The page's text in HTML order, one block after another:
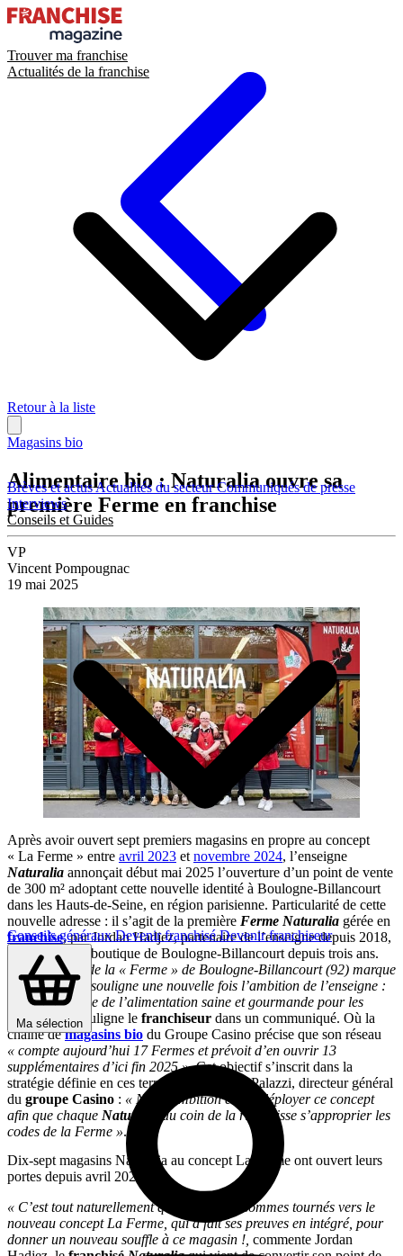
Trouver ma franchise
Actualités de la franchise
Brèves et actusActualités du secteurCommuniqués de presse
Interviews
Conseils et Guides
Conseils générauxDevenir franchiséDevenir franchiseur
Ma sélection
Retour à la liste
Magasins bio
Alimentaire bio : Naturalia ouvre sa
première Ferme en franchise
VP
Vincent Pompougnac
19 mai 2025
Après avoir ouvert sept premiers magasins en propre au concept
« La Ferme » entre avril 2023 etnovembre 2024, l’enseigne
Naturalia annonçait début mai 2025 l’ouverture d’un point de vente
de 300 m² adoptant cette nouvelle identité à Boulogne-Billancourt
dans les Hauts-de-Seine, en région parisienne. Particularité de cette
nouvelle adresse : il s’agit de la première Ferme Naturalia gérée en
franchise, par Jordan Hadjez, partenaire de l’enseigne depuis 2018,
qui exploite la boutique de Boulogne-Billancourt depuis trois ans.
« L’ouverture de la « Ferme » de Boulogne-Billancourt (92) marque
un tournant et souligne une nouvelle fois l’ambition de l’enseigne :
être la référence de l’alimentation saine et gourmande pour les
Français », souligne le franchiseur dans un communiqué. Où la
chaîne demagasins bio du Groupe Casino précise que son réseau
« compte aujourd’hui 17 Fermes et prévoit d’en ouvrir 13
supplémentaires d’ici fin 2025 ». Cet objectif s’inscrit dans la
stratégie définie en ces termes par Philippe Palazzi, directeur général
du groupe Casino : « Notre ambition est de déployer ce concept
afin que chaque Naturalia
au coin de la rue puisse s’approprier les
codes de la Ferme ».
Dix-sept magasins Naturalia au concept La Ferme ont ouvert leurs
portes depuis avril 2023
« C’est tout naturellement que nous nous sommes tournés vers le
nouveau concept La Ferme, qui a fait ses preuves en intégré, pour
donner un nouveau souffle à ce magasin !, commente Jordan